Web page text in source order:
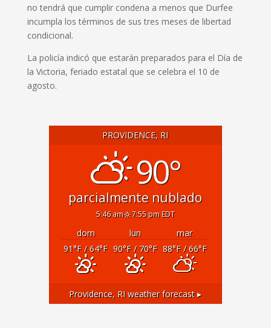
no tendrá que cumplir condena a menos que Durfee
incumpla los términos de sus tres meses de libertad
condicional.
La policía indicó que estarán preparados para el Día de
la Victoria, feriado estatal que se celebra el 10 de
agosto.
PROVIDENCE, RI
90°
parcialmente nublado
5:46 am 7:55 pm EDT
dom lun
mar
91°F/ 64°F 90°F/ 70°F 88°F/ 66°F
Providence, RI weather forecast ▸